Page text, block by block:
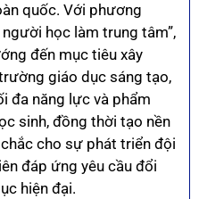
quốc. Với phương
người học làm trung tâm”,
đến mục tiêu xây
giáo dục sáng tạo,
đa năng lực và phẩm
sinh, đồng thời tạo nền
cho sự phát triển đội
đáp ứng yêu cầu đổi
hiện đại.